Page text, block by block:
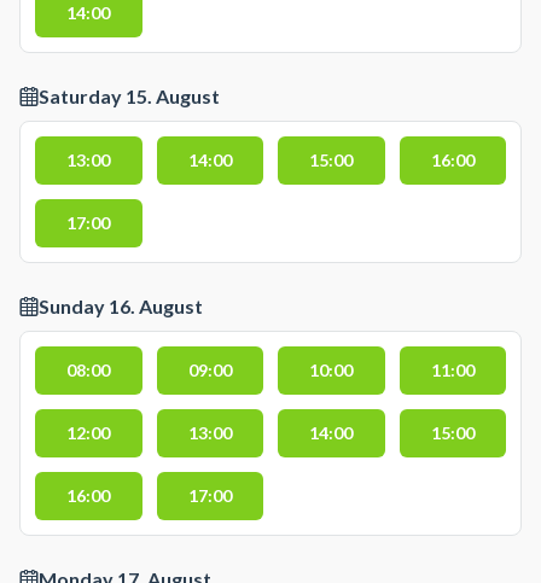
14:00
Saturday 15. August
13:00 14:00 15:00 16:00
17:00
Sunday 16. August
08:00 09:00 10:00 11:00
12:00 13:00 14:00 15:00
16:00 17:00